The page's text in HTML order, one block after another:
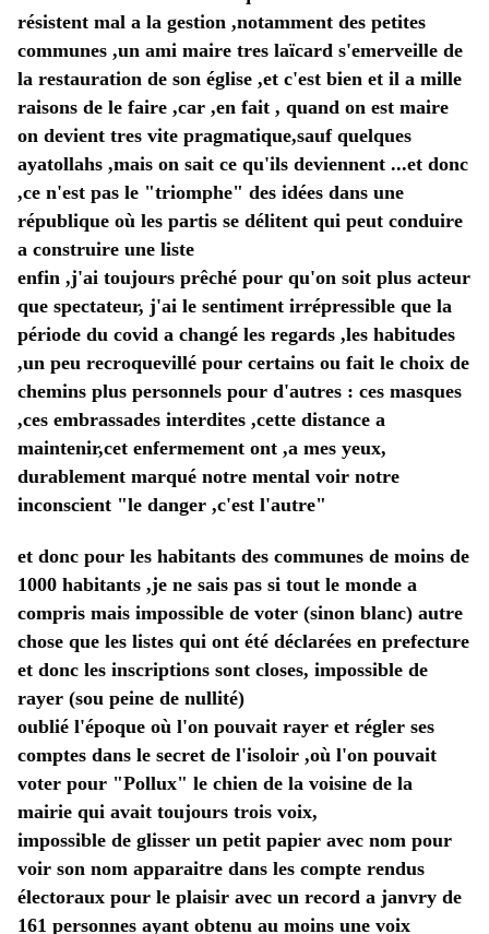
résistent mal a la gestion ,notamment des petites
communes ,un ami maire tres laïcard s'emerveille de
la restauration de son église ,et c'est bien et il a mille
raisons de le faire ,car ,en fait , quand on est maire
on devient tres vite pragmatique,sauf quelques
ayatollahs ,mais on sait ce qu'ils deviennent ...et donc
,ce n'est pas le "triomphe" des idées dans une
république où les partis se délitent qui peut conduire
a construire une liste
enfin ,j'ai toujours prêché pour qu'on soit plus acteur
que spectateur, j'ai le sentiment irrépressible que la
période du covid a changé les regards ,les habitudes
,un peu recroquevillé pour certains ou fait le choix de
chemins plus personnels pour d'autres : ces masques
,ces embrassades interdites ,cette distance a
maintenir,cet enfermement ont ,a mes yeux,
durablement marqué notre mental voir notre
inconscient "le danger ,c'est l'autre"
et donc pour les habitants des communes de moins de
1000 habitants ,je ne sais pas si tout le monde a
compris mais impossible de voter (sinon blanc) autre
chose que les listes qui ont été déclarées en prefecture
et donc les inscriptions sont closes, impossible de
rayer (sou peine de nullité)
oublié l'époque où l'on pouvait rayer et régler ses
comptes dans le secret de l'isoloir ,où l'on pouvait
voter pour "Pollux" le chien de la voisine de la
mairie qui avait toujours trois voix,
impossible de glisser un petit papier avec nom pour
voir son nom apparaitre dans les compte rendus
électoraux pour le plaisir avec un record a janvry de
161 personnes ayant obtenu au moins une voix